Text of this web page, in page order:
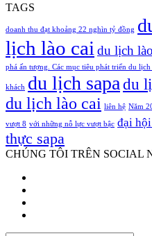
TAGS
doanh thu đạt khoảng 22 nghìn tỷ đồng
lịch lào cai du lịch
phá ấn tượng. Các mục tiêu phát triển du
khách du lịch sapa du
du lịch lào cai liên hệ Năm
vượt 8 với những nỗ lực vượt bậc đại
thực sapa
CHÚNG TÔI TRÊN SOCIAL